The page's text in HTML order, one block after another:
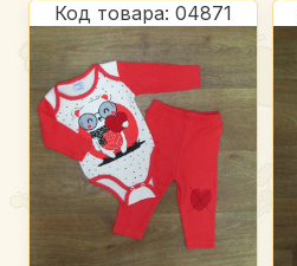
Код товара: 04871